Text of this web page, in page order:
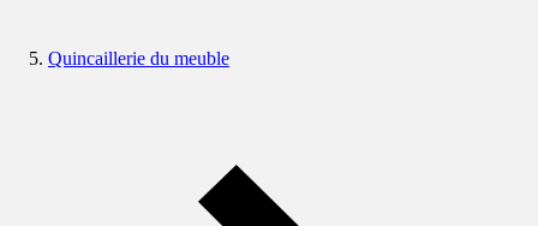
Quincaillerie du meuble